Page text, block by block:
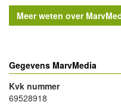
Meer weten over
Gegevens MarvMedia
Kvk nummer
69528918